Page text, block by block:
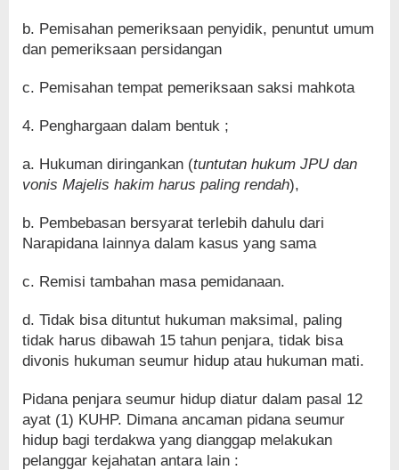
b. Pemisahan pemeriksaan penyidik, penuntut umum
dan pemeriksaan persidangan
c. Pemisahan tempat pemeriksaan saksi mahkota
4. Penghargaan dalam bentuk ;
a. Hukuman diringankan (tuntutan hukum JPU dan
vonis Majelis hakim harus paling rendah),
b. Pembebasan bersyarat terlebih dahulu dari
Narapidana lainnya dalam kasus yang sama
c. Remisi tambahan masa pemidanaan.
d. Tidak bisa dituntut hukuman maksimal, paling
tidak harus dibawah 15 tahun penjara, tidak bisa
divonis hukuman seumur hidup atau hukuman mati.
Pidana penjara seumur hidup diatur dalam pasal 12
ayat (1) KUHP. Dimana ancaman pidana seumur
hidup bagi terdakwa yang dianggap melakukan
pelanggar kejahatan antara lain :